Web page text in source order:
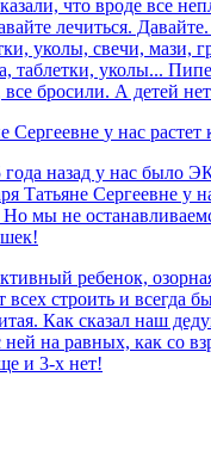
что вроде все
лечиться.
уколы, свечи, мази,
таблетки, уколы...
бросили. А детей
Сергеевне у нас растет
года назад у нас было
Татьяне Сергеевне у
Но мы не
ребенок,
строить и всегда
Как сказал наш
ней на равных, как со
и 3-х нет!